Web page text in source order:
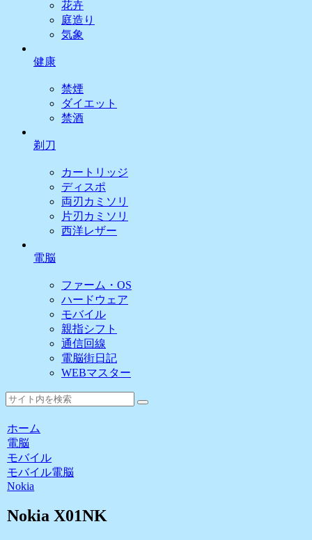
花卉
庭造り
気象
健康
禁煙
ダイエット
禁酒
剃刀
カートリッジ
ディスポ
両刃カミソリ
片刃カミソリ
西洋レザー
電脳
ファーム・OS
ハードウェア
モバイル
親指シフト
通信回線
電脳街日記
WEBマスター
ホーム
電脳
モバイル
モバイル電脳
Nokia
Nokia X01NK